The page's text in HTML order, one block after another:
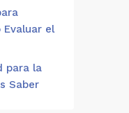
Evaluar el
para la
Saber